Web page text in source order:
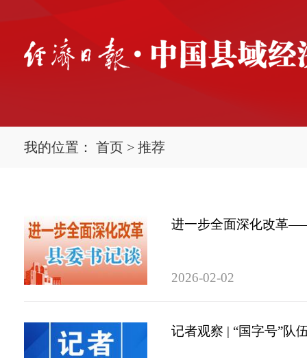
我的位置： 首页 > 推荐
进一步全面深化改革
2026-02-02
记者观察 | “国字号”队